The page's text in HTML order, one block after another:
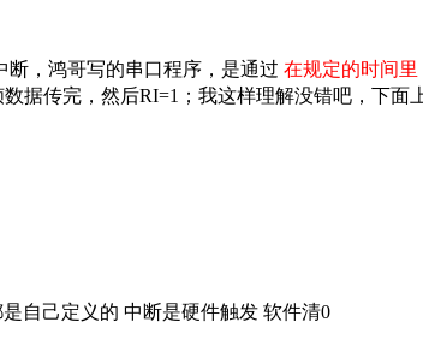
，鸿哥写的串口程序，是通过 在规定的时间
据传完，然后RI=1；我这样理解没错吧，下面
自己定义的 中断是硬件触发 软件清0